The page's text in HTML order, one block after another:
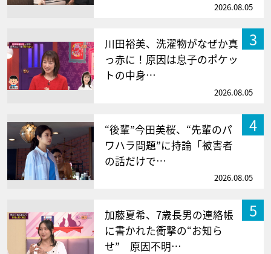
2026.08.05
3
川田裕美、洗濯物がなぜか真
っ赤に！原因は息子のポケッ
トの中身…
2026.08.05
4
“後輩”今田美桜、“先輩のパ
ワハラ問題”に持論「被害者
の話だけで…
2026.08.05
5
加藤夏希、7歳長男の連絡帳
に書かれた衝撃の“お知ら
せ” 原因不明…